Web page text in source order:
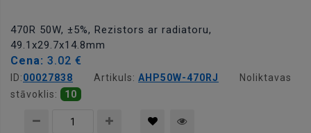
470R 50W, ±5%, Rezistors ar radiatoru,
49.1x29.7x14.8mm
Cena: 3.02 €
ID:00027838 Artikuls: AHP50W-470RJ
Noliktavas
stāvoklis:
10